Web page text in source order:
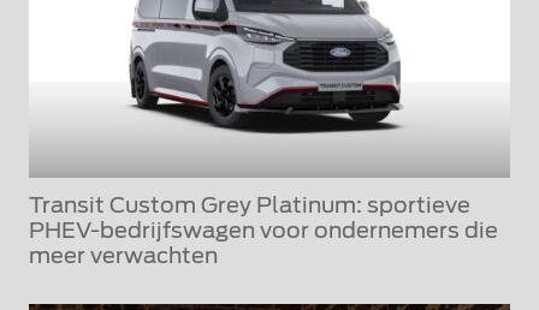
Transit Custom Grey Platinum: sportieve
PHEV-bedrijfswagen voor ondernemers die
meer verwachten